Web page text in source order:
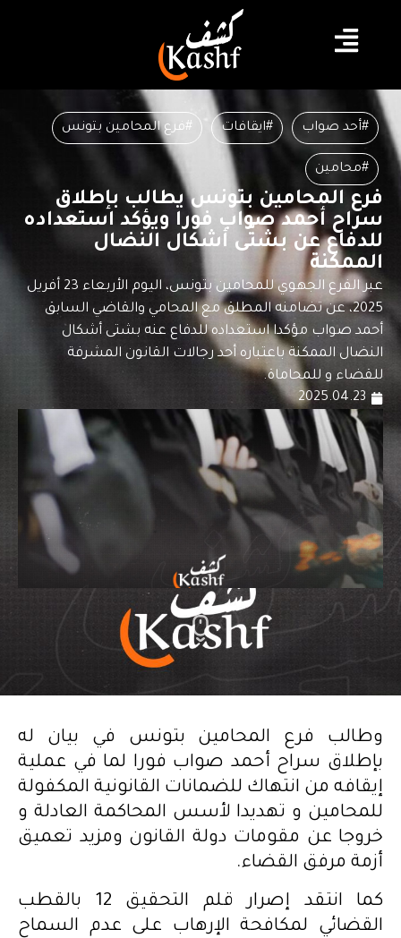
#أحد صواب #ايقافات #فرع المحامين بتونس
#محامين
فرع المحامين بتونس يطالب بإطلاق
سراح أحمد صواب فورا ويؤكد استعداده
للدفاع عن بشتّى أشكال النضال
الممكنة
عبر الفرع الجهوي للمحامين بتونس، اليوم الأربعاء 23 أفريل
2025، عن تضامنه المطلق مع المحامي والقاضي السابق
أحمد صواب مؤكدا استعداده للدفاع عنه بشتى أشكال
النضال الممكنة باعتباره أحد رجالات القانون المشرفة
للقضاء و للمحاماة.
2025.04.23
وطالب فرع المحامين بتونس في بيان له
بإطلاق سراح أحمد صواب فورا لما في عملية
إيقافه من انتهاك للضمانات القانونية المكفولة
للمحامين و تهديدا لأسس المحاكمة العادلة و
خروجا عن مقومات دولة القانون ومزيد تعميق
أزمة مرفق القضاء.
كما انتقد إصرار قلم التحقيق 12 بالقطب
القضائي لمكافحة الإرهاب على عدم السماح